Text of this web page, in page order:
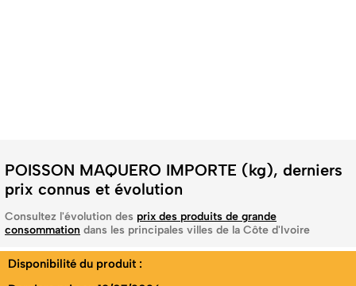
POISSON MAQUERO IMPORTE (kg), derniers
prix connus et évolution
Consultez l'évolution des prix des produits de grande
consommation dans les principales villes de la Côte d'Ivoire
Disponibilité du produit :